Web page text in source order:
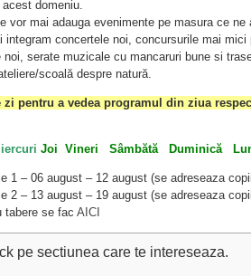
domeniu.
vor mai adauga evenimente pe masura ce
integram concertele noi, concursurile mai
noi, serate muzicale cu mancaruri bune si
scoală despre natură.
zi pentru a vedea programul din ziua
Joi Vineri Sâmbătă Duminică
1 – 06 august – 12 august (se adreseaza
2 – 13 august – 19 august (se adreseaza
tabere se fac AICI
pe sectiunea care te intereseaza.